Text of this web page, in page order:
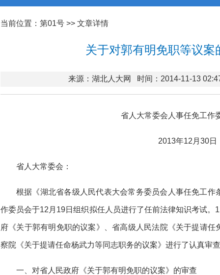
当前位置： 第01号 >> 文章详情
关于对郭有明免职等议案
来源：湖北人大网 时间：2014-11-13
省人大常委会人事任免工作
2013年12月30日
省人大常委会：
根据《湖北省各级人民代表大会常务委员会人事任免工
作委员会于12月19日组织拟任人员进行了任前法律知识考试。
府《关于郭有明免职的议案》、省高级人民法院《关于提请
察院《关于提请任命杨武力等同志职务的议案》进行了认真审
一、对省人民政府《关于郭有明免职的议案》的审查